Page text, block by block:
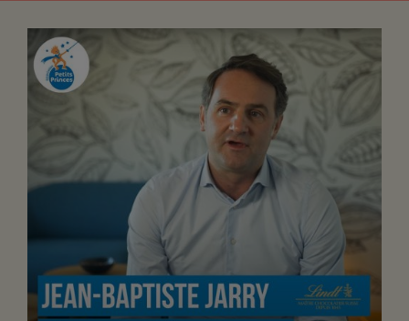
FAIRE UN DON
ASSURANCE VIE/LEGS
ESPACE PRESSE
DEVENIR
UN PETIT PRINCE